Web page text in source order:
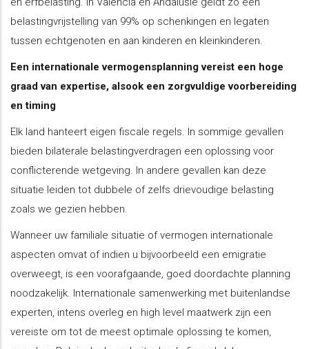
belastingvrijstelling van 99% op schenkingen en legaten
tussen echtgenoten en aan kinderen en kleinkinderen.
Een internationale vermogensplanning vereist een hoge
graad van expertise, alsook een zorgvuldige voorbereiding
en timing
Elk land hanteert eigen fiscale regels. In sommige gevallen
bieden bilaterale belastingverdragen een oplossing voor
conflicterende wetgeving. In andere gevallen kan deze
situatie leiden tot dubbele of zelfs drievoudige belasting
zoals we gezien hebben.
Wanneer uw familiale situatie of vermogen internationale
aspecten omvat of indien u bijvoorbeeld een emigratie
overweegt, is een voorafgaande, goed doordachte planning
noodzakelijk. Internationale samenwerking met buitenlandse
experten, intens overleg en high level maatwerk zijn een
vereiste om tot de meest optimale oplossing te komen,